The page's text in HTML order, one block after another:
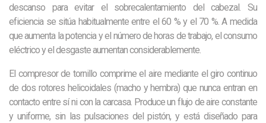
descanso para evitar el sobrecalentamiento del cabezal. Su
eficiencia se sitúa habitualmente entre el 60 % y el 70 %. A medida
que aumenta la potencia y el número de horas de trabajo, el consumo
eléctrico y el desgaste aumentan considerablemente.
El compresor de tornillo comprime el aire mediante el giro continuo
de dos rotores helicoidales (macho y hembra) que nunca entran en
contacto entre sí ni con la carcasa. Produce un flujo de aire constante
y uniforme, sin las pulsaciones del pistón, y está diseñado para